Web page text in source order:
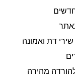
חדשים
דת ואמונה
מהירה